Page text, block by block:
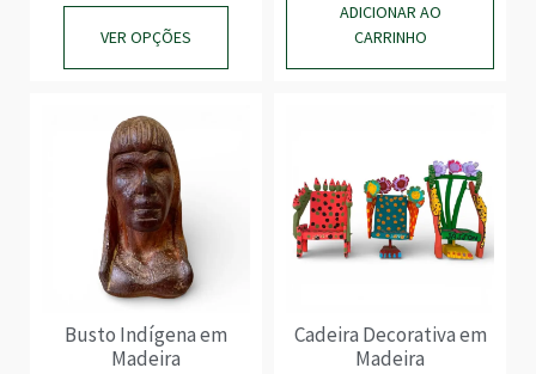
JOGOS
MADEIRA
PARA MESA E
ESTANTE
PEDRAS
BRASILEIRAS
PRESENTES
CORPORATIVOS
QUADROS
XILOGRAVURAS
VER OPÇÕES
ADICIONAR AO
CARRINHO
Busto Indígena em
Madeira
Cadeira Decorativa em
Madeira